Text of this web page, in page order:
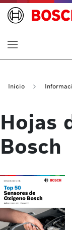
Inicio
Hojas
Bosch